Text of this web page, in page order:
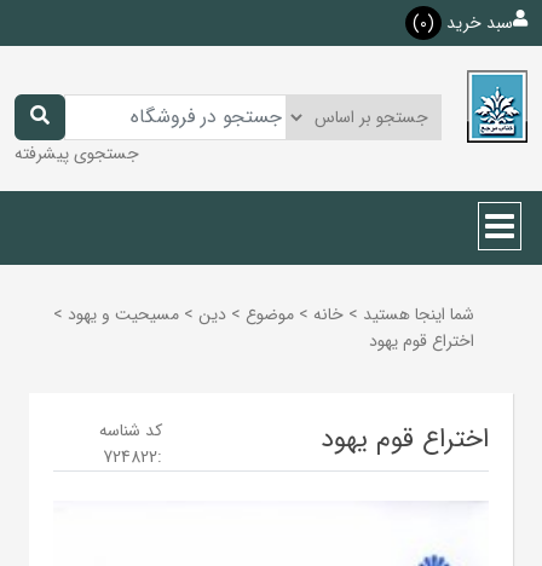
سبد خرید (0)
جستجوی پیشرفته
شما اینجا هستید > خانه > موضوع > دين > مسيحيت و يهود >
اختراع قوم یهود
اختراع قوم یهود
کد شناسه
:
724822